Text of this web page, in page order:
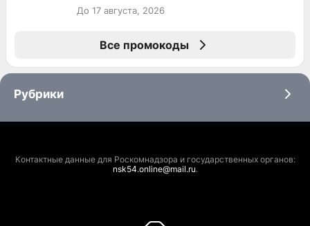
До 17 августа, 2026
Все промокоды
Рубрики
Контактные данные для Роскомнадзора и государственных органов:
nsk54.online@mail.ru.